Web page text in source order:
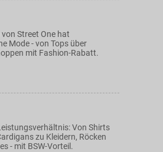
Street One hat
Mode - von Tops über
mit Fashion-Rabatt.
Von Shirts
zu Kleidern, Röcken
- mit BSW-Vorteil.